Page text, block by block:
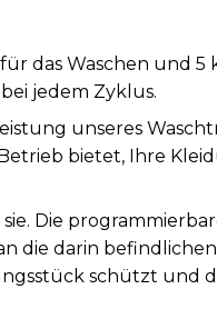
das Waschen und 5
jedem Zyklus.
unseres
bietet, Ihre
Die
die darin
schützt und